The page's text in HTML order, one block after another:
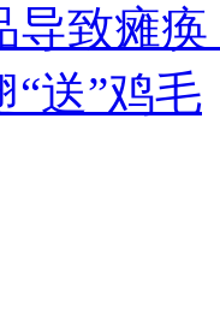
导致瘫
送”鸡毛